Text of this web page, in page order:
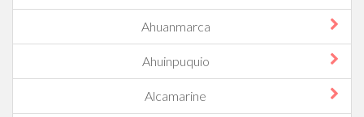
Ahuanmarca
Ahuinpuquio
Alcamarine